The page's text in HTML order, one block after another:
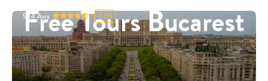
Free Tours Bucarest
534Avis 4.96